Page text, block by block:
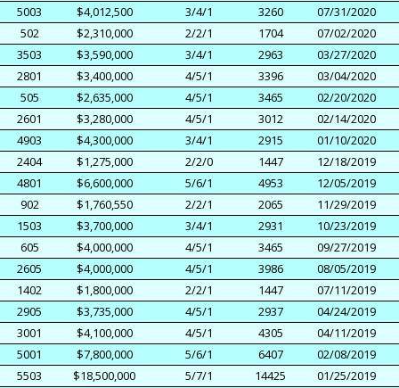
5003
$4,012,500 3/4/1 3260
07/31/2020
502
$2,310,000 2/2/1 1704
07/02/2020
3503
$3,590,000 3/4/1 2963
03/27/2020
2801
$3,400,000 4/5/1 3396
03/04/2020
505
$2,635,000 4/5/1 3465
02/20/2020
2601
$3,280,000 4/5/1 3012
02/14/2020
4903
$4,300,000 3/4/1 2915
01/10/2020
2404
$1,275,000 2/2/0 1447
12/18/2019
4801
$6,600,000 5/6/1 4953
12/05/2019
902
$1,760,550 2/2/1 2065
11/29/2019
1503
$3,700,000 3/4/1 2931
10/23/2019
605
$4,000,000 4/5/1 3465
09/27/2019
2605
$4,000,000 4/5/1 3986
08/05/2019
1402
$1,800,000 2/2/1 1447
07/11/2019
2905
$3,735,000 4/5/1 2937
04/24/2019
3001
$4,100,000 4/5/1 4305
04/11/2019
5001
$7,800,000 5/6/1 6407
02/08/2019
5503
$18,500,000 5/7/1 14425
01/25/2019